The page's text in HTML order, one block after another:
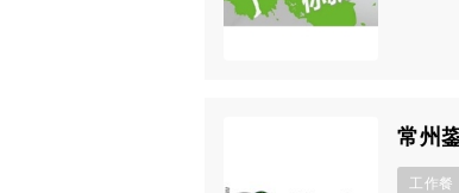
常州
工作餐